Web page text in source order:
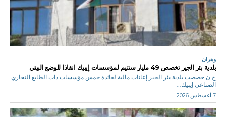
وهران
بلدية بئر الجير تخصص 49 مليار سنتيم لمؤسسات إيبيك انقاذا للوضع البيئي
ح.ن خصصت بلدية بئر الجير إعانات مالية لفائدة خمس مؤسسات ذات الطابع التجاري
الصناعي إيبيك...
7 أغسطس 2026